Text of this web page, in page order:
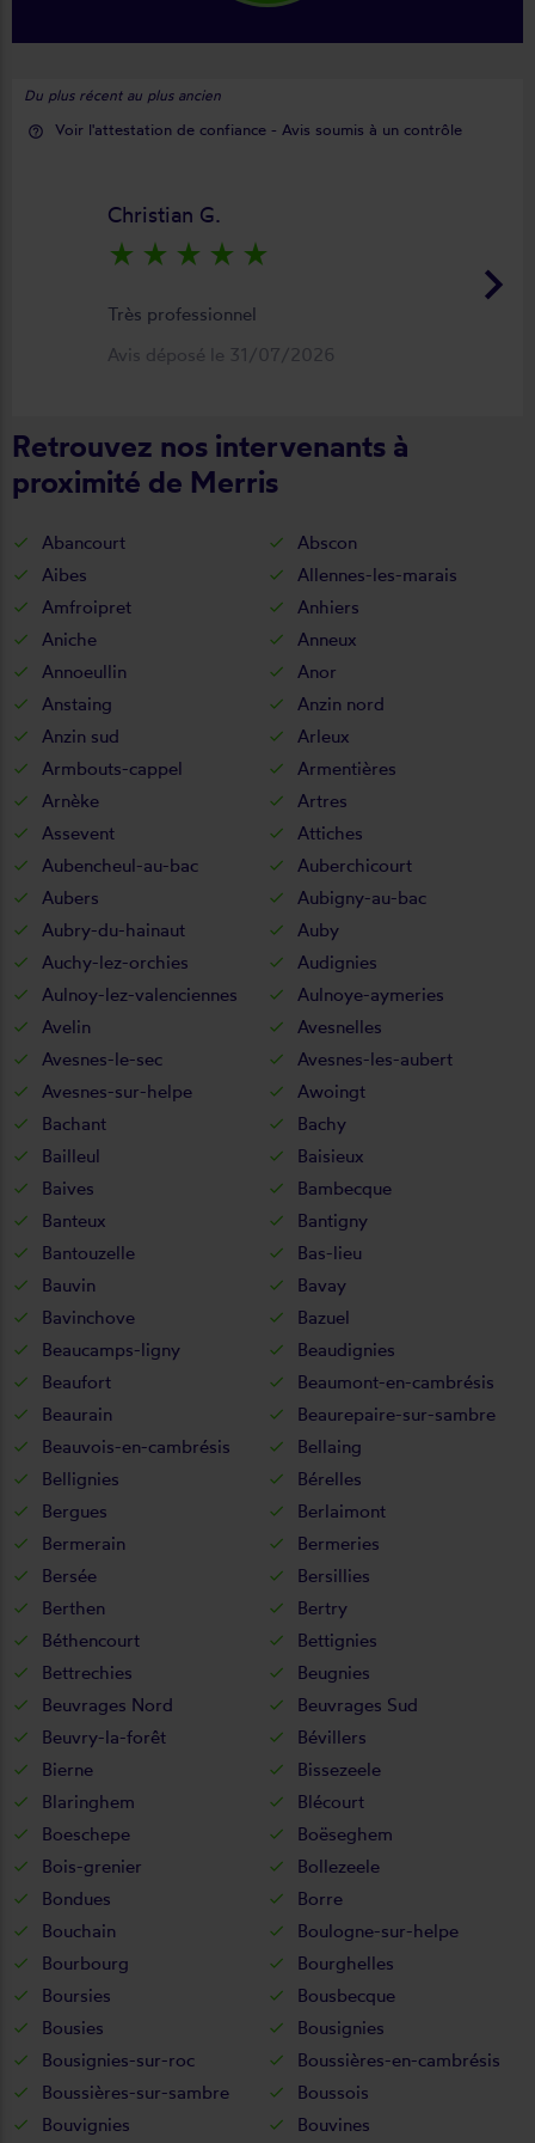
Du plus récent au plus ancien
help_outline Voir l'attestation de confiance - Avis soumis à un contrôle
keyboard_arrow_right
Christian G.
star_rate star_rate star_rate star_rate star_rate
Très professionnel
Avis déposé le 31/07/2026
Retrouvez nos intervenants à
proximité de Merris
Abancourt
Abscon
Aibes
Allennes-les-marais
Amfroipret
Anhiers
Aniche
Anneux
Annoeullin
Anor
Anstaing
Anzin nord
Anzin sud
Arleux
Armbouts-cappel
Armentières
Arnèke
Artres
Assevent
Attiches
Aubencheul-au-bac
Auberchicourt
Aubers
Aubigny-au-bac
Aubry-du-hainaut
Auby
Auchy-lez-orchies
Audignies
Aulnoy-lez-valenciennes
Aulnoye-aymeries
Avelin
Avesnelles
Avesnes-le-sec
Avesnes-les-aubert
Avesnes-sur-helpe
Awoingt
Bachant
Bachy
Bailleul
Baisieux
Baives
Bambecque
Banteux
Bantigny
Bantouzelle
Bas-lieu
Bauvin
Bavay
Bavinchove
Bazuel
Beaucamps-ligny
Beaudignies
Beaufort
Beaumont-en-cambrésis
Beaurain
Beaurepaire-sur-sambre
Beauvois-en-cambrésis
Bellaing
Bellignies
Bérelles
Bergues
Berlaimont
Bermerain
Bermeries
Bersée
Bersillies
Berthen
Bertry
Béthencourt
Bettignies
Bettrechies
Beugnies
Beuvrages Nord
Beuvrages Sud
Beuvry-la-forêt
Bévillers
Bierne
Bissezeele
Blaringhem
Blécourt
Boeschepe
Boëseghem
Bois-grenier
Bollezeele
Bondues
Borre
Bouchain
Boulogne-sur-helpe
Bourbourg
Bourghelles
Boursies
Bousbecque
Bousies
Bousignies
Bousignies-sur-roc
Boussières-en-cambrésis
Boussières-sur-sambre
Boussois
Bouvignies
Bouvines